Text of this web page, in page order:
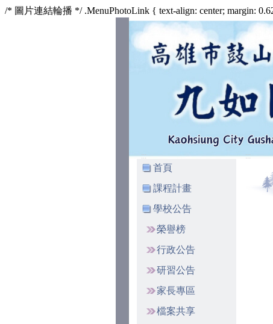
/* 圖片連結輪播 */ .MenuPhotoLink { text-align: center; margin:
:::
首頁
課程計畫
學校公告
榮譽榜
行政公告
研習公告
家長專區
檔案共享
:::